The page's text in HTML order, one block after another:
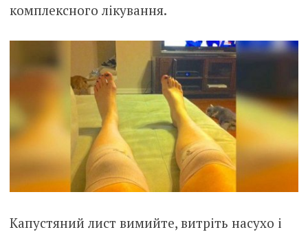
комплексного лікування.
Капустяний лист вимийте, витріть насухо і